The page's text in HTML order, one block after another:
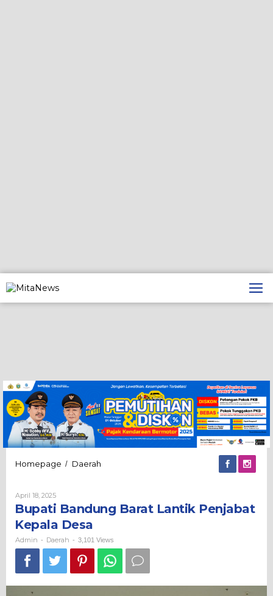
ke
konten
Homepage / Daerah
Penjabat
Kepala
April 18, 2025Oleh
Admin
Bupati Bandung Barat Lantik Penjabat
Kepala Desa
Admin - Daerah - 3,101 Views